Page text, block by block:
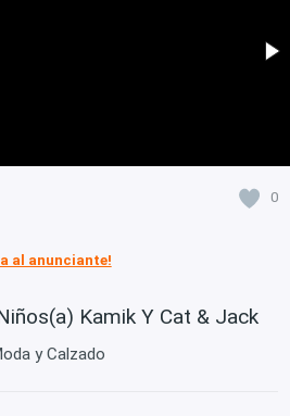
0
al anunciante!
Kamik Y Cat & Jack
y Calzado